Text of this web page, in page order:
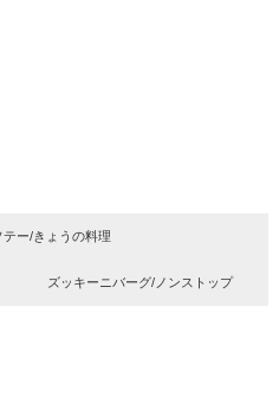
ー/きょうの料理
ズッキーニバーグ/ノンストップ